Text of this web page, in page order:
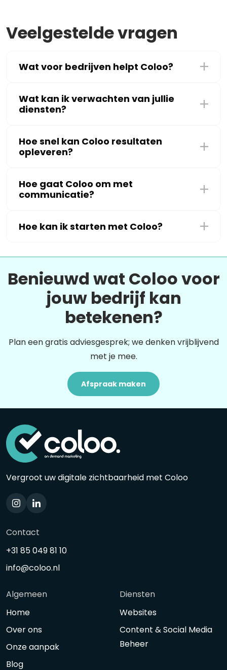
Veelgestelde vragen
Wat voor bedrijven helpt Coloo?
Wat kan ik verwachten van jullie
diensten?
Hoe snel kan Coloo resultaten
opleveren?
Hoe gaat Coloo om met
communicatie?
Hoe kan ik starten met Coloo?
Benieuwd wat Coloo voor
jouw bedrijf kan
betekenen?
Plan een gratis adviesgesprek; we denken vrijblijvend
met je mee.
Afspraak maken
Vergroot uw digitale zichtbaarheid met Coloo
Contact
+31 85 049 81 10
info@coloo.nl
Algemeen
Home
Over ons
Onze aanpak
Blog
Diensten
Websites
Content & Social Media
Beheer